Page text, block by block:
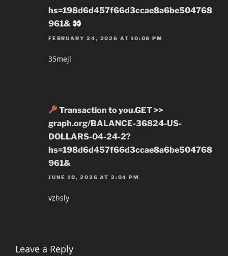
hs=198d6d457f66d3ccae8a6be504768
961&
FEBRUARY 24, 2026 AT 10:08 PM
35mejl
Transaction to you.GET >>
graph.org/BALANCE-36824-US-
DOLLARS-04-24-2?
hs=198d6d457f66d3ccae8a6be504768
961&
JUNE 10, 2026 AT 2:04 PM
vzhsly
Leave a Reply